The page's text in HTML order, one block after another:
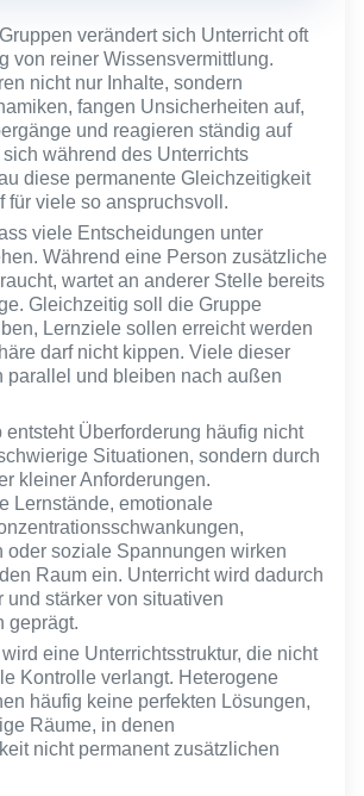
verändert sich Unterricht oft
von reiner Wissensvermittlung.
nicht nur Inhalte, sondern
fangen Unsicherheiten auf,
und reagieren ständig auf
während des Unterrichts
diese permanente Gleichzeitigkeit
für viele so anspruchsvoll.
viele Entscheidungen unter
Während eine Person zusätzliche
wartet an anderer Stelle bereits
Gleichzeitig soll die Gruppe
Lernziele sollen erreicht werden
darf nicht kippen. Viele dieser
parallel und bleiben nach außen
entsteht Überforderung häufig nicht
Situationen, sondern durch
kleiner Anforderungen.
Lernstände, emotionale
oder soziale Spannungen wirken
Raum ein. Unterricht wird dadurch
und stärker von situativen
geprägt.
eine Unterrichtsstruktur, die nicht
Kontrolle verlangt. Heterogene
häufig keine perfekten Lösungen,
Räume, in denen
nicht permanent zusätzlichen